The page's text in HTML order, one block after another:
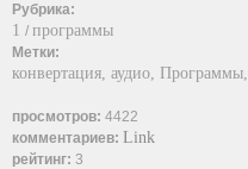
Рубрика:
1 / программы
Метки:
конвертация, аудио, Программы,
просмотров: 4422
комментариев: Link
рейтинг: 3